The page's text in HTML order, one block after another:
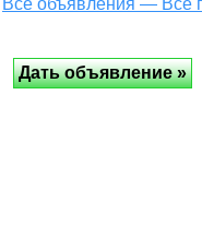
Все объявления — Все